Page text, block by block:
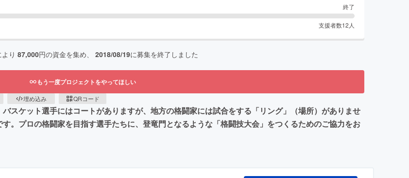
終了
支援者数12 人
り 87,000円の資金を集め、 2018/08/19に募集を終了しました
もう一度プロジェクトをやってほしい
埋め込み QRコード
スケット選手にはコートがありますが、地方の格闘家には試合をする「リング」（場所）がありませ
。プロの格闘家を目指す選手たちに、登竜門となるような「格闘技大会」をつくるためのご協力をお